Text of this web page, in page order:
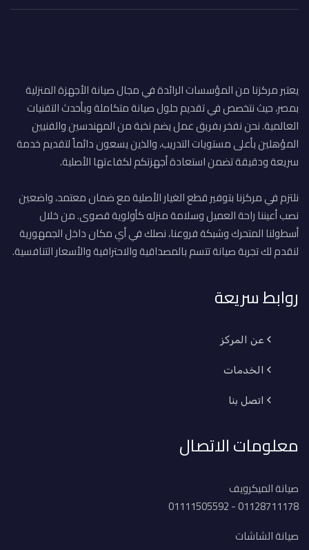
يعتبر مركزنا من المؤسسات الرائدة في مجال صيانة الأجهزة المنزلية
بمصر، حيث نتخصص في تقديم حلول صيانة متكاملة وبأحدث التقنيات
العالمية. نحن نفخر بفريق عمل يضم نخبة من المهندسين والفنيين
المؤهلين بأعلى مستويات التدريب، والذين يسعون دائماً لتقديم خدمة
سريعة ودقيقة تضمن استعادة أجهزتكم لكفاءتها الأصلية.
نلتزم في مركزنا بتوفير قطع الغيار الأصلية مع ضمان معتمد، واضعين
نصب أعيننا راحة العميل وسلامة منزله كأولوية قصوى. من خلال
أسطولنا المتحرك وشبكة فروعنا، نصلك في أي مكان داخل الجمهورية
لنقدم لك تجربة صيانة تتسم بالمصداقية والاحترافية والأسعار التنافسية.
روابط سريعة
عن المركز
الخدمات
اتصل بنا
معلومات الاتصال
صيانة الميكرويف
01128711178 - 01111505592
صيانة الشاشات